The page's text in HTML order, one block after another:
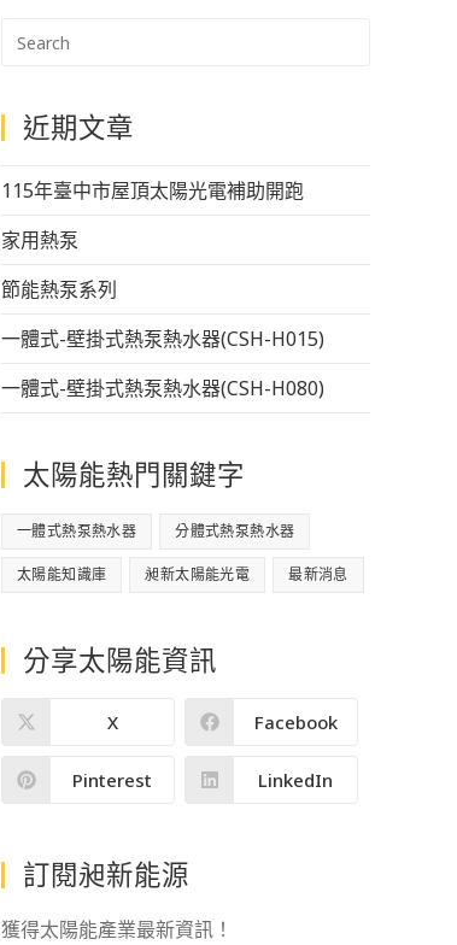
近期文章
115年臺中市屋頂太陽光電補助開跑
家用熱泵
節能熱泵系列
一體式-壁掛式熱泵熱水器(CSH-H015)
一體式-壁掛式熱泵熱水器(CSH-H080)
太陽能熱門關鍵字
一體式熱泵熱水器 分體式熱泵熱水器
太陽能知識庫 昶新太陽能光電 最新消息
分享太陽能資訊
X Facebook
Pinterest LinkedIn
訂閱昶新能源
獲得太陽能產業最新資訊！